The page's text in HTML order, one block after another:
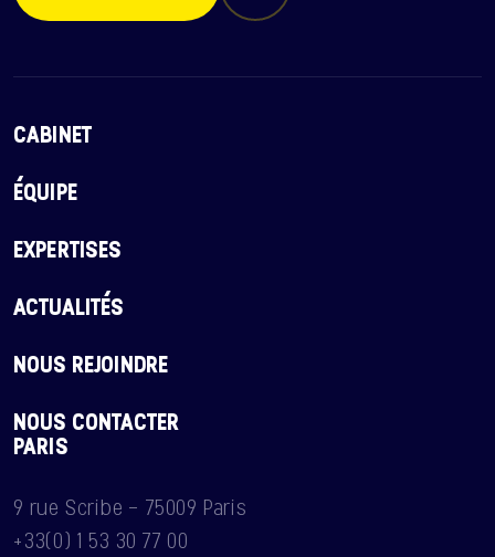
CABINET
ÉQUIPE
EXPERTISES
ACTUALITÉS
NOUS REJOINDRE
NOUS CONTACTER
PARIS
9 rue Scribe - 75009 Paris
+33(0) 1 53 30 77 00